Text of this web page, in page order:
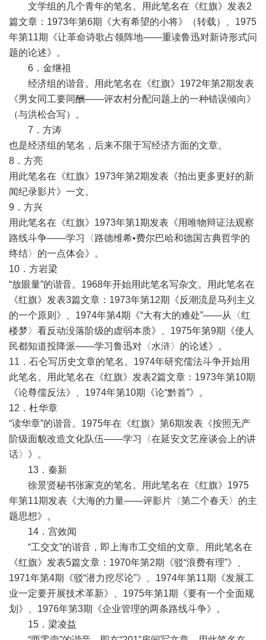
文学组的几个青年的笔名。用此笔名在《红旗》发表2
篇文章：1973年第6期《大有希望的小将》（转载）、1975
年第11期《让革命诗歌占领阵地——重读鲁迅对新诗形式问
题的论述》。
6．金继祖
经济组的谐音。用此笔名在《红旗》1972年第2期发表
《男女同工要同酬——评农村分配问题上的一种错误倾向》
（与洪松合写）。
7．方涛
也是经济组的笔名，后来不限于写经济方面的文章。
8．方亮
用此笔名在《红旗》1973年第2期发表《拍出更多更好的新
闻纪录影片》一文。
9．方兴
用此笔名在《红旗》1973年第1期发表《用唯物辩证法观察
路线斗争——学习〈路德维希•费尔巴哈和德国古典哲学的
终结〉的一点体会》。
10．方岩梁
“放眼量”的谐音。1968年开始用此笔名写杂文。用此笔名在
《红旗》发表3篇文章：1973年第12期《反潮流是马列主义
的一个原则》、1974年第4期《“大有大的难处”——从〈红
楼梦〉看反动没落阶级的虚弱本质》、1975年第9期《使人
民都知道投降派——学习鲁迅对〈水浒〉的论述》。
11．石仑写历史文章的笔名。1974年研究儒法斗争开始用
此笔名。用此笔名在《红旗》发表2篇文章：1973年第10期
《论尊儒反法》、1974年第10期《论“黔首”》。
12．杜华章
“读华章”的谐音。1975年在《红旗》第6期发表《按照无产
阶级面貌改造文化队伍——学习〈在延安文艺座谈会上的讲
话〉》。
13．秦新
徐景贤秘书张家克的笔名。用此笔名在《红旗》1975
年第11期发表《大海的力量——评影片〈第二个春天〉的主
题思想》。
14．宫效闻
“工交文”的谐音，即上海市工交组的文章。用此笔名在
《红旗》发表5篇文章：1970年第2期《驳“浪费有理”》、
1971年第4期《驳“潜力挖尽论”》、1974年第11期《发展工
业一定要开展技术革新》、1975年第1期《要有一个全面规
划》、1976年第3期《企业管理的两条路线斗争》。
15．梁凌益